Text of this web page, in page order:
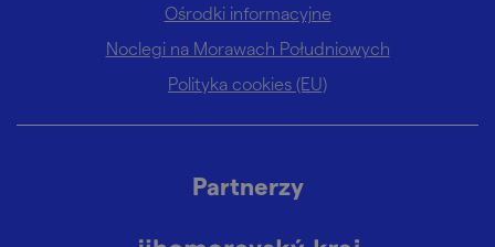
Ośrodki informacyjne
Noclegi na Morawach Południowych
Polityka cookies (EU)
Partnerzy